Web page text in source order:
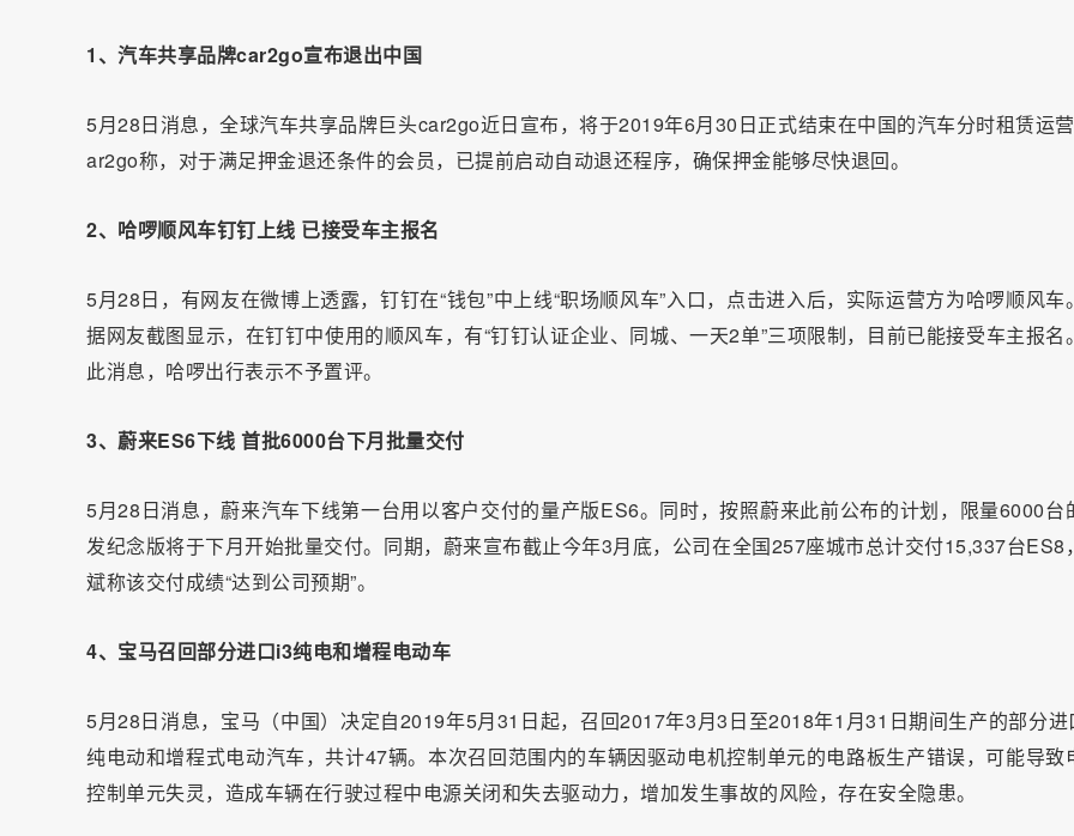
1、汽车共享品牌car2go宣布退出中国
5月28日消息，全球汽车共享品牌巨头car2go近日宣布，将于2019年6月30日正式结束在中国的汽车分时租赁运
ar2go称，对于满足押金退还条件的会员，已提前启动自动退还程序，确保押金能够尽快退回。
2、哈啰顺风车钉钉上线 已接受车主报名
5月28日，有网友在微博上透露，钉钉在“钱包”中上线“职场顺风车”入口，点击进入后，实际运营方为哈啰顺风车
据网友截图显示，在钉钉中使用的顺风车，有“钉钉认证企业、同城、一天2单”三项限制，目前已能接受车主报名
此消息，哈啰出行表示不予置评。
3、蔚来ES6下线 首批6000台下月批量交付
5月28日消息，蔚来汽车下线第一台用以客户交付的量产版ES6。同时，按照蔚来此前公布的计划，限量6000台
发纪念版将于下月开始批量交付。同期，蔚来宣布截止今年3月底，公司在全国257座城市总计交付15,337台ES8
斌称该交付成绩“达到公司预期”。
4、宝马召回部分进口i3纯电和增程电动车
5月28日消息，宝马（中国）决定自2019年5月31日起，召回2017年3月3日至2018年1月31日期间生产的部分进
纯电动和增程式电动汽车，共计47辆。本次召回范围内的车辆因驱动电机控制单元的电路板生产错误，可能导致
控制单元失灵，造成车辆在行驶过程中电源关闭和失去驱动力，增加发生事故的风险，存在安全隐患。